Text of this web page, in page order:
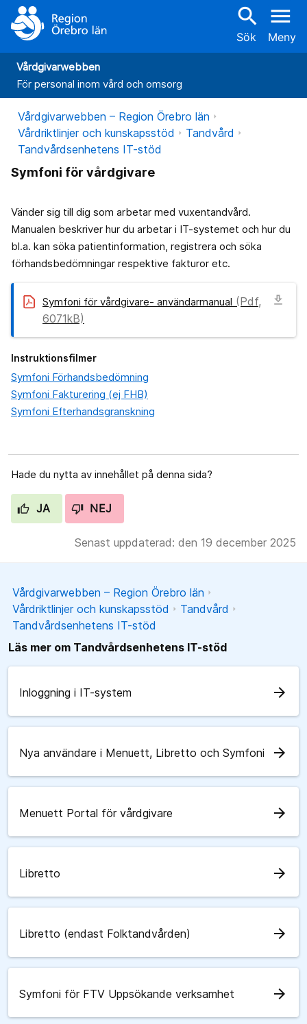
search
Sök
menu
Meny
Vårdgivarwebben
För personal inom vård och omsorg
Vårdgivarwebben – Region Örebro län
Vårdriktlinjer och kunskapsstöd
Tandvård
Tandvårdsenhetens IT-stöd
Symfoni för vårdgivare
Vänder sig till dig som arbetar med vuxentandvård.
Manualen beskriver hur du arbetar i IT-systemet och hur du
bl.a. kan söka patientinformation, registrera och söka
förhandsbedömningar respektive fakturor etc.
Symfoni för vårdgivare- användarmanual (Pdf,
6071kB)
download
Instruktionsfilmer
Symfoni Förhandsbedömning
Symfoni Fakturering (ej FHB)
Symfoni Efterhandsgranskning
Hade du nytta av innehållet på denna sida?
JA NEJ
Senast uppdaterad: den 19 december 2025
Vårdgivarwebben – Region Örebro län
Vårdriktlinjer och kunskapsstöd
Tandvård
Tandvårdsenhetens IT-stöd
Läs mer om Tandvårdsenhetens IT-stöd
Inloggning i IT-system arrow_forward
Nya användare i Menuett, Libretto och Symfoni arrow_forward
Menuett Portal för vårdgivare arrow_forward
Libretto arrow_forward
Libretto (endast Folktandvården) arrow_forward
Symfoni för FTV Uppsökande verksamhet arrow_forward